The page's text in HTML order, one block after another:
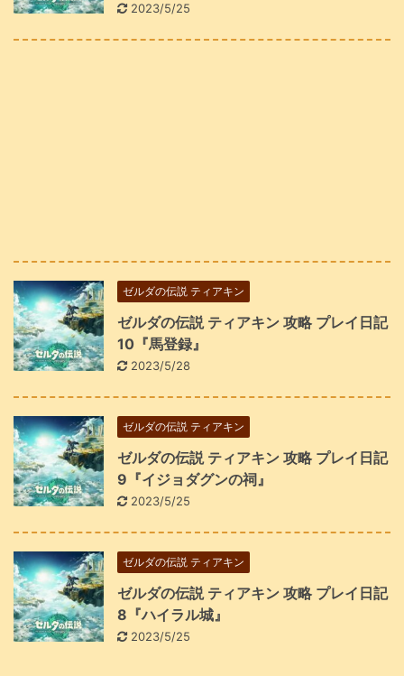
2023/5/25
ゼルダの伝説 ティアキン
ゼルダの伝説 ティアキン 攻略 プレイ日記
10『馬登録』
2023/5/28
ゼルダの伝説 ティアキン
ゼルダの伝説 ティアキン 攻略 プレイ日記
9『イジョダグンの祠』
2023/5/25
ゼルダの伝説 ティアキン
ゼルダの伝説 ティアキン 攻略 プレイ日記
8『ハイラル城』
2023/5/25